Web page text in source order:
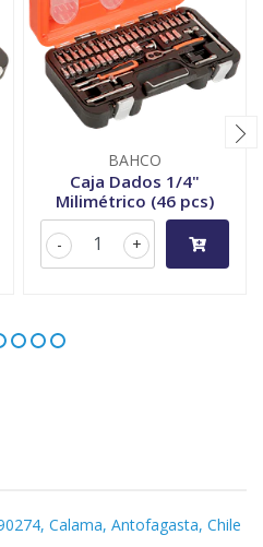
BAHCO
Caja Dados 1/4"
Milimétrico (46 pcs)
+
-
Calama, Antofagasta, Chile